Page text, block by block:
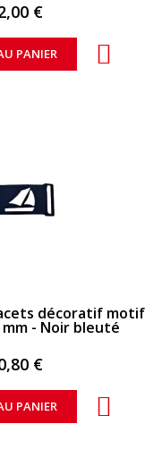
€
PANIER
décoratif motif
- Noir bleuté
€
PANIER